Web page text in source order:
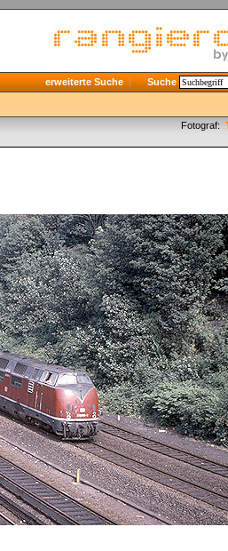
erweiterte Suche Suche
Fotograf: